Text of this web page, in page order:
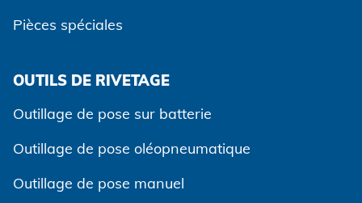
Pièces spéciales
OUTILS DE RIVETAGE
Outillage de pose sur batterie
Outillage de pose oléopneumatique
Outillage de pose manuel